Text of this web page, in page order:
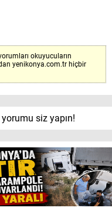
okuyucuların
yenikonya.com.tr hiçbir
siz yapın!